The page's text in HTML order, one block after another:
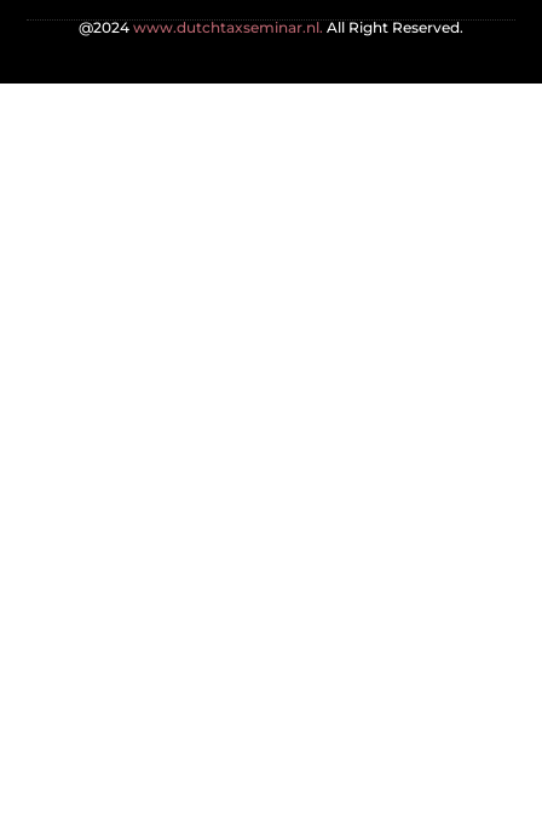
@2024www.dutchtaxseminar.nl.All Right Reserved.